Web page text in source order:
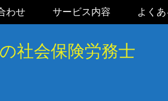
社会保険労務士
わせ サービス内容 よくあ